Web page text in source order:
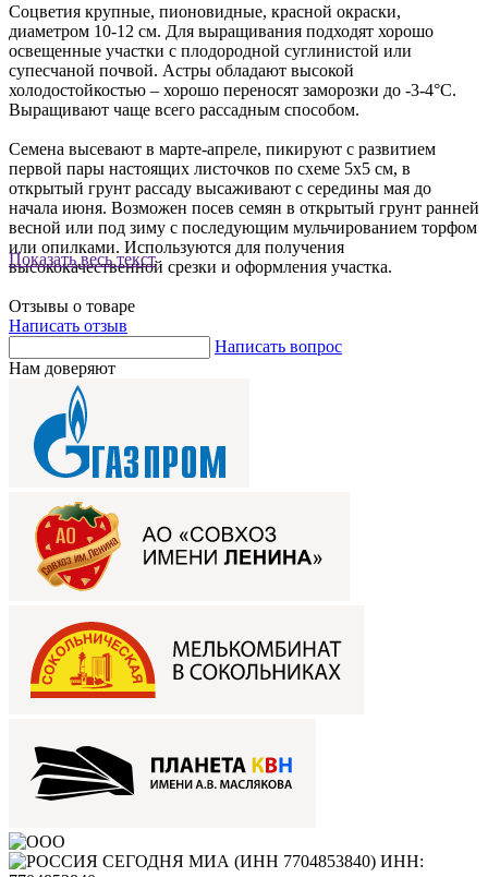
Показать весь текст
Соцветия крупные, пионовидные, красной окраски,
диаметром 10-12 см. Для выращивания подходят хорошо
освещенные участки с плодородной суглинистой или
супесчаной почвой. Астры обладают высокой
холодостойкостью – хорошо переносят заморозки до -3-4°C.
Выращивают чаще всего рассадным способом.
Семена высевают в марте-апреле, пикируют с развитием
первой пары настоящих листочков по схеме 5х5 см, в
открытый грунт рассаду высаживают с середины мая до
начала июня. Возможен посев семян в открытый грунт ранней
весной или под зиму с последующим мульчированием торфом
или опилками. Используются для получения
высококачественной срезки и оформления участка.
Отзывы о товаре
Написать отзыв
Написать вопрос
Нам доверяют